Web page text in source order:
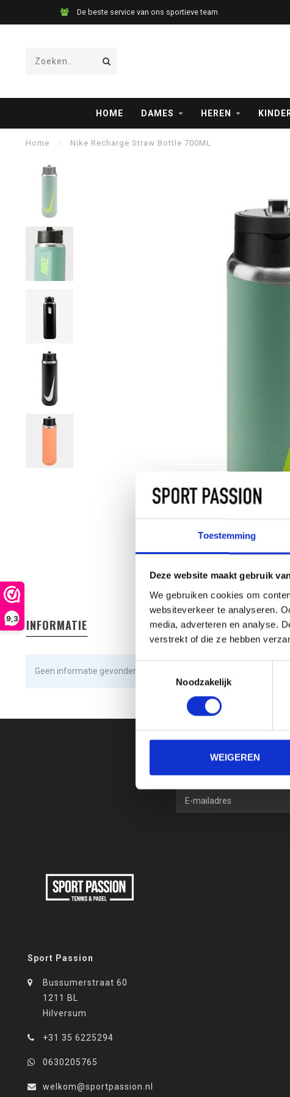
Toestemming
Deze website maakt gebruik
We gebruiken cookies om
websiteverkeer te analyseren.
media, adverteren en analyse.
verstrekt of die ze hebben
Toestemmingsselectie
Noodzakelijk
WEIGEREN
9,3
De beste service van ons sportieve team
HOME DAMES HEREN
Home / Nike Recharge Straw Bottle 700ML
INFORMATIE
Geen informatie gevonden
Sport Passion
Bussumerstraat 60
1211 BL
Hilversum
+31 35 6225294
0630205765
welkom@sportpassion.nl